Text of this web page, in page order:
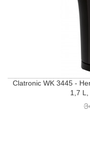
Clatronic WK 3445 -
1,7